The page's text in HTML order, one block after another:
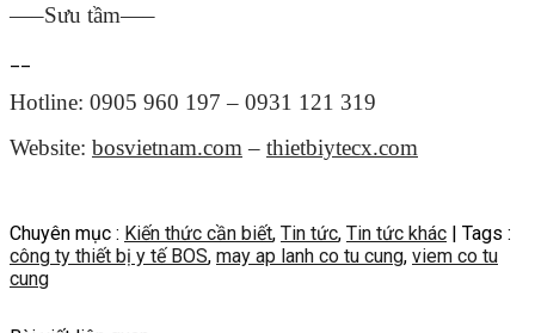
—–Sưu tầm—–
Hotline: 0905 960 197 – 0931 121 319
Website: bosvietnam.com – thietbiytecx.com
Chuyên mục : Kiến thức cần biết, Tin tức, Tin tức khác | Tags :
công ty thiết bị y tế BOS, may ap lanh co tu cung, viem co tu
cung